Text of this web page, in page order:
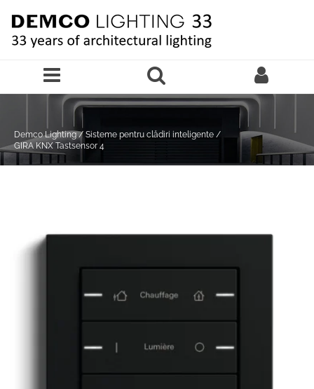
Demco Lighting / Sisteme pentru clădiri inteligente /
GIRA KNX Tastsensor 4